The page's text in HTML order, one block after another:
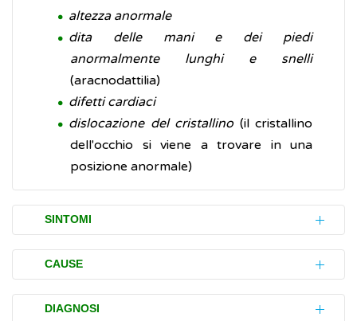
altezza anormale
dita delle mani e dei piedi
anormalmente lunghi e snelli
(aracnodattilia)
difetti cardiaci
dislocazione del cristallino(il cristallino
dell'occhio si viene a trovare in una
posizione anormale)
SINTOMI
La sindrome di Marfan può colpire differenti
parti del corpo, inclusi lo scheletro, gli occhi,
il cuore e i vasi sanguigni (sistema
CAUSE
La sindrome di Marfan è una malattia rara
DIAGNOSI